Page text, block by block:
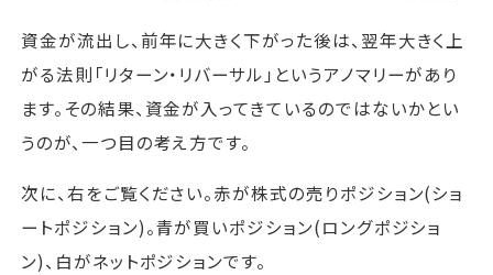
資金が流出し、前年に大きく下がった後は、翌年大きく上
がる法則「リターン・リバーサル」というアノマリーがあり
ます。その結果、資金が入ってきているのではないかとい
うのが、一つ目の考え方です。
次に、右をご覧ください。赤が株式の売りポジション(ショ
ートポジション)。青が買いポジション(ロングポジショ
ン)、白がネットポジションです。